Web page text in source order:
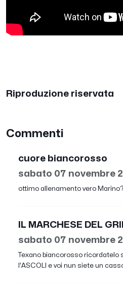
Riproduzione riservata
Commenti
cuore biancorosso
sabato 07 novembre
ottimo allenamento vero Marino?
IL MARCHESE DEL
sabato 07 novembre
Texano biancorosso
l'ASCOLI e voi nun siete un